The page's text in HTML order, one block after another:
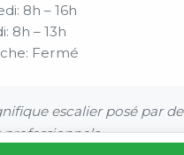
8h – 16h
8h – 13h
Fermé
escalier posé par de